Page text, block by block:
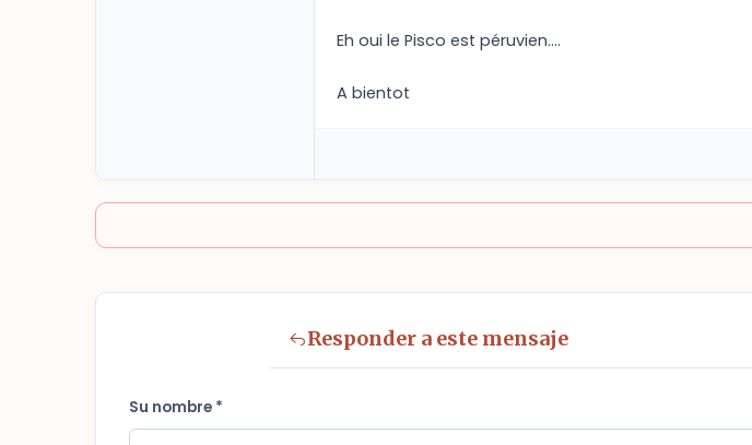
Eh oui le Pisco est péruvien....
A bientot
Responder a este mensaje
Su nombre *